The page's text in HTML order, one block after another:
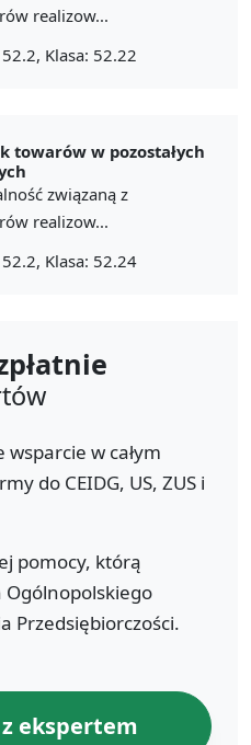
realizow...
Klasa: 52.22
towarów w pozostałych
związaną z
realizow...
Klasa: 52.24
w całym
do CEIDG, US, ZUS i
pomocy, którą
Przedsiębiorczości.
ekspertem